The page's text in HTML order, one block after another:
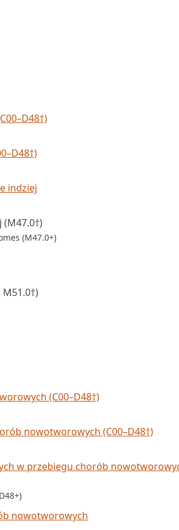
indziej
(M47.0+)
(C00–D48†)
nowotworowych (C00–D48†)
w przebiegu chorób
nowotworowych